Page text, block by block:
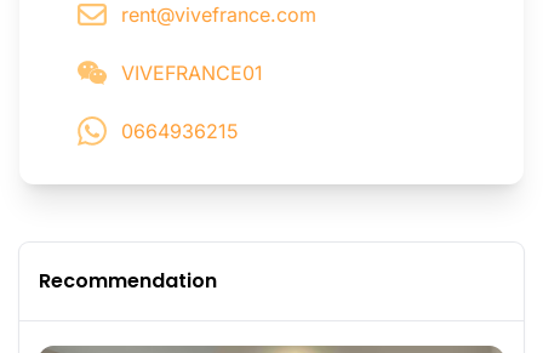
rent@vivefrance.com
VIVEFRANCE01
0664936215
Recommendation